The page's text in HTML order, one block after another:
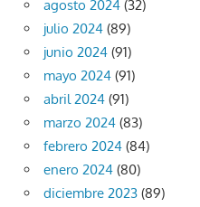
agosto 2024 (32)
julio 2024 (89)
junio 2024 (91)
mayo 2024 (91)
abril 2024 (91)
marzo 2024 (83)
febrero 2024 (84)
enero 2024 (80)
diciembre 2023 (89)